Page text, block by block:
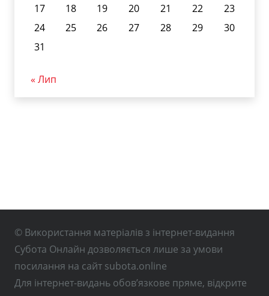
17
18 19 20 21 22
23
24
25 26 27 28 29
30
31
« Лип
© Використання матеріалів з інтернет-видання
Субота Онлайн дозволяється лише за умови
посилання на сайт subota.online
Для інтернет-видань обов’язкове пряме, відкрите